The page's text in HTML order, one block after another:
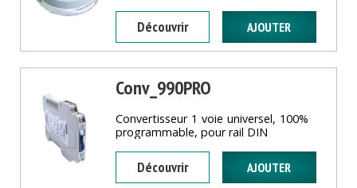
Découvrir
Conv_990PRO
Convertisseur 1 voie universel, 100%
programmable, pour rail DIN
Découvrir